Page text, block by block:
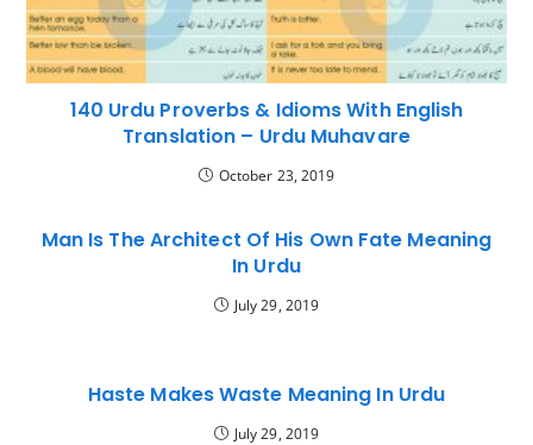
140 Urdu Proverbs & Idioms With English
Translation – Urdu Muhavare
October 23, 2019
Man Is The Architect Of His Own Fate Meaning
In Urdu
July 29, 2019
Haste Makes Waste Meaning In Urdu
July 29, 2019